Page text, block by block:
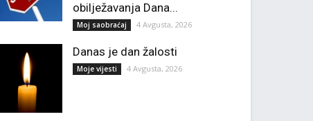
obilježavanja Dana...
Moj saobraćaj 4 Avgusta, 2026
Danas je dan žalosti
Moje vijesti 4 Avgusta, 2026